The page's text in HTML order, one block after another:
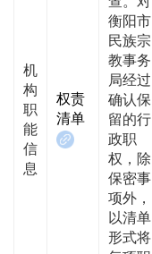
机
构
职
能
信
息
权责
清单
衡阳市
民族宗
教事务
局经过
确认保
留的行
政职
权，除
保密事
项外，
以清单
形式将